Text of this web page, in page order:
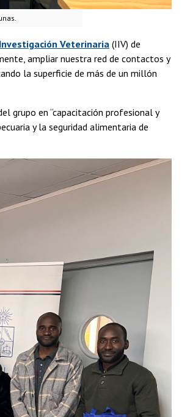
Veterinaria (IIV) de
ampliar nuestra red de contactos y
la superficie de más de un millón
grupo en “capacitación profesional y
y la seguridad alimentaria de